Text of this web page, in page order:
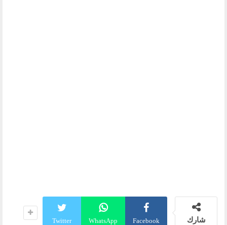
شارك Facebook
WhatsApp
Twitter